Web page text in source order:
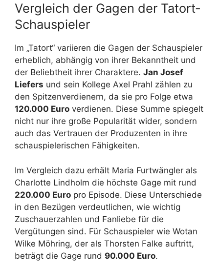
Vergleich der Gagen der Tatort-
Schauspieler
Im „Tatort“ variieren die Gagen der Schauspieler
erheblich, abhängig von ihrer Bekanntheit und
der Beliebtheit ihrer Charaktere. Jan Josef
Liefers und sein Kollege Axel Prahl zählen zu
den Spitzenverdienern, da sie pro Folge etwa
120.000 Euro verdienen. Diese Summe spiegelt
nicht nur ihre große Popularität wider, sondern
auch das Vertrauen der Produzenten in ihre
schauspielerischen Fähigkeiten.
Im Vergleich dazu erhält Maria Furtwängler als
Charlotte Lindholm die höchste Gage mit rund
220.000 Euro pro Episode. Diese Unterschiede
in den Bezügen verdeutlichen, wie wichtig
Zuschauerzahlen und Fanliebe für die
Vergütungen sind. Für Schauspieler wie Wotan
Wilke Möhring, der als Thorsten Falke auftritt,
beträgt die Gage rund 90.000 Euro.